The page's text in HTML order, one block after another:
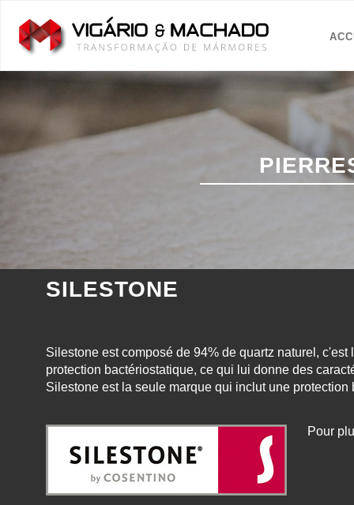
SILESTONE
Silestone est composé de 94% de quartz naturel,
protection bactériostatique, ce qui lui donne des
Silestone est la seule marque qui inclut une
Pour